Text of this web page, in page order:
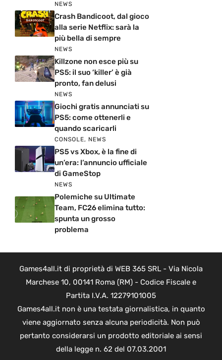
NEWS
Crash Bandicoot, dal gioco
alla serie Netflix: sarà la
più bella di sempre
NEWS
Killzone non esce più su
PS5: il suo ‘killer’ è già
pronto, fan delusi
NEWS
Giochi gratis annunciati su
PS5: come ottenerli e
quando scaricarli
CONSOLE, NEWS
PS5 vs Xbox, è la fine di
un’era: l’annuncio ufficiale
di GameStop
NEWS
Polemiche su Ultimate
Team, FC26 elimina tutto:
spunta un grosso
problema
Games4all.it di proprietà di WEB 365 SRL - Via Nicola
Marchese 10, 00141 Roma (RM) - Codice Fiscale e
Partita I.V.A. 12279101005
Games4all.it non è una testata giornalistica, in quanto
viene aggiornato senza alcuna periodicità. Non può
pertanto considerarsi un prodotto editoriale ai sensi
della legge n. 62 del 07.03.2001